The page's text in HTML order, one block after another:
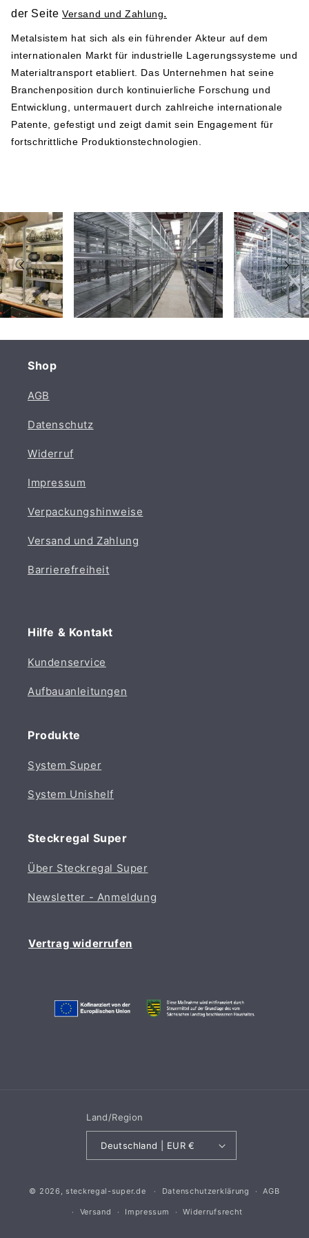
Metalsistem
Viale dell’Industria 2
38068 Rovereto
Italy
Telefonnummer: +39 0464 303030
der Seite Versand und Zahlung.
Metalsistem hat sich als ein führender Akteur auf dem
internationalen Markt für industrielle Lagerungssysteme und
Materialtransport etabliert. Das Unternehmen hat seine
Branchenposition durch kontinuierliche Forschung und
Entwicklung, untermauert durch zahlreiche internationale
Patente, gefestigt und zeigt damit sein Engagement für
fortschrittliche Produktionstechnologien.
Shop
AGB
Datenschutz
Widerruf
Impressum
Verpackungshinweise
Versand und Zahlung
Barrierefreiheit
Hilfe & Kontakt
Kundenservice
Aufbauanleitungen
Produkte
System Super
System Unishelf
Steckregal Super
Über Steckregal Super
Newsletter - Anmeldung
Vertrag widerrufen
Land/Region
Deutschland | EUR €
© 2026, steckregal-super.de Datenschutzerklärung AGB
Versand Impressum Widerrufsrecht